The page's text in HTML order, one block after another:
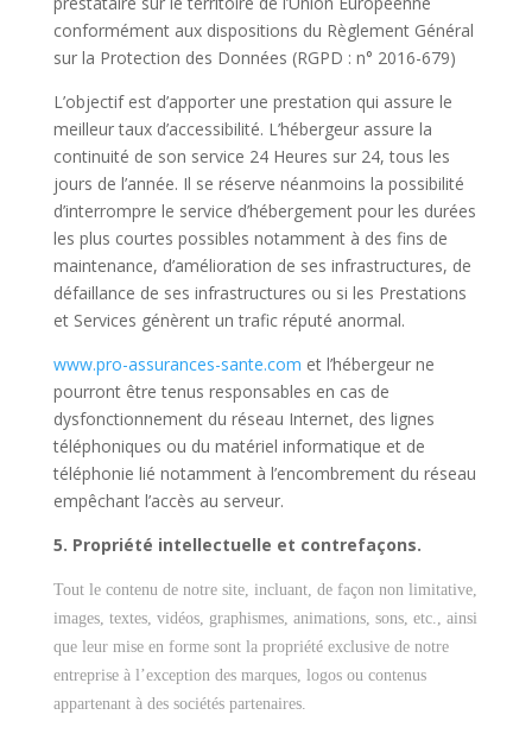
conformément aux dispositions du Règlement Général
sur la Protection des Données (RGPD : n° 2016-679)
L’objectif est d’apporter une prestation qui assure le
meilleur taux d’accessibilité. L’hébergeur assure la
continuité de son service 24 Heures sur 24, tous les
jours de l’année. Il se réserve néanmoins la possibilité
d’interrompre le service d’hébergement pour les durées
les plus courtes possibles notamment à des fins de
maintenance, d’amélioration de ses infrastructures, de
défaillance de ses infrastructures ou si les Prestations
et Services génèrent un trafic réputé anormal.
www.pro-assurances-sante.com et l’hébergeur ne
pourront être tenus responsables en cas de
dysfonctionnement du réseau Internet, des lignes
téléphoniques ou du matériel informatique et de
téléphonie lié notamment à l’encombrement du réseau
empêchant l’accès au serveur.
5. Propriété intellectuelle et contrefaçons.
Tout le contenu de notre site, incluant, de façon non limitative,
images, textes, vidéos, graphismes, animations, sons, etc., ainsi
que leur mise en forme sont la propriété exclusive de notre
entreprise à l’exception des marques, logos ou contenus
appartenant à des sociétés partenaires.